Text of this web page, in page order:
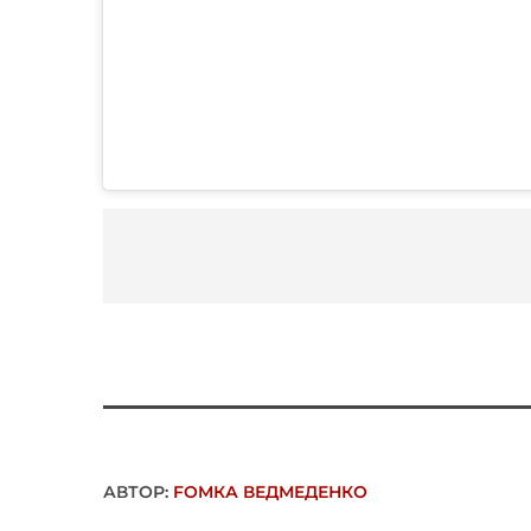
АВТОР: FОMКА ВЕДМЕДЕНКО